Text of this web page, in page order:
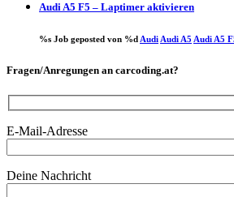
Audi A5 F5 – Laptimer aktivieren
%s Job geposted von %d Audi Audi A5 Audi A5
Fragen/Anregungen an carcoding.at?
E-Mail-Adresse
Deine Nachricht